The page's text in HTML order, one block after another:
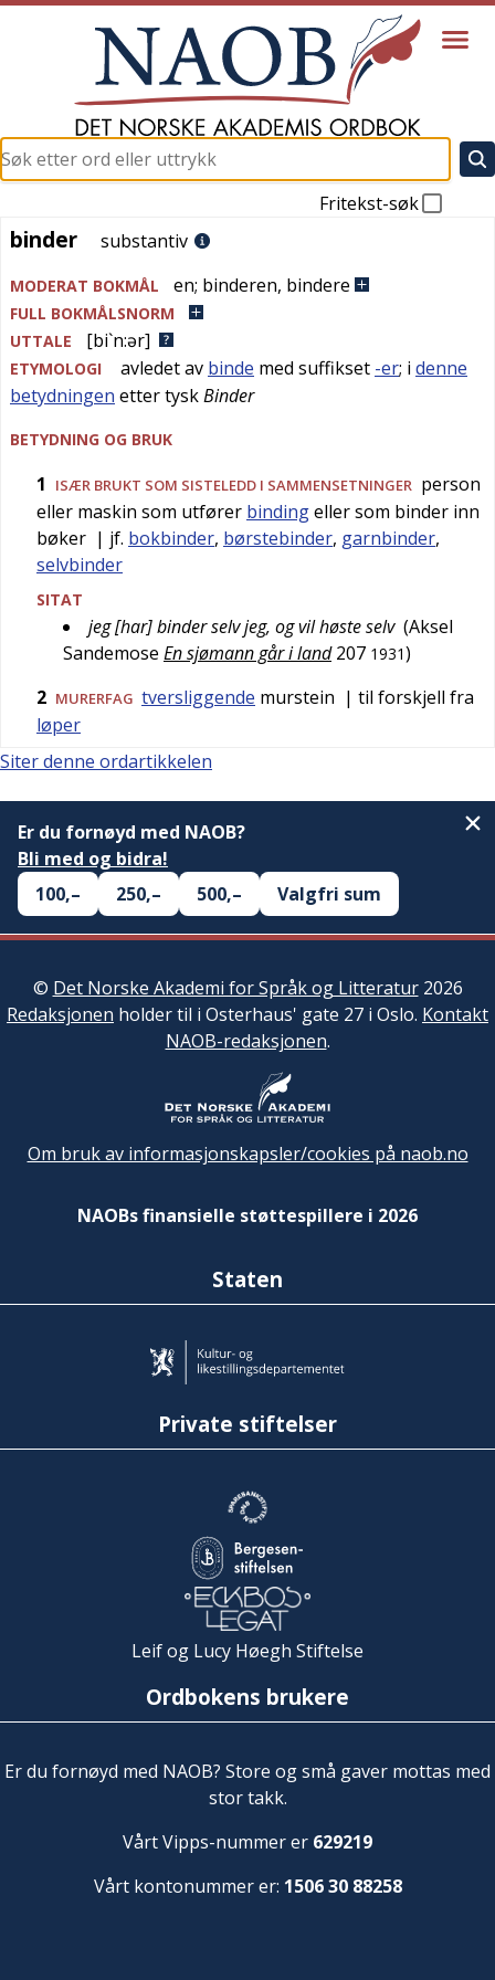
Fritekst-søk
binder
binder substantiv
MODERAT BOKMÅL en; binderen, bindere
FULL BOKMÅLSNORM
UTTALE
[bi`n:ər]
ETYMOLOGI avledet av binde med suffikset -er; i denne
betydningen ettertyskBinder
BETYDNING OG BRUK
1 ISÆR BRUKT SOM SISTELEDD I SAMMENSETNINGER person
eller maskin som utfører bindingeller som binder inn
bøker | jf. bokbinder, børstebinder, garnbinder,
selvbinder
SITAT
jeg [har] binder selv jeg, og vil høste selv (Aksel
Sandemose En sjømann går i land 207 1931)
2 MURERFAG tversliggende murstein | til forskjell fra
løper
Siter denne ordartikkelen
Er du fornøyd med NAOB?
Bli med og bidra!
100,–
250,– 500,– Valgfri sum
© Det Norske Akademi for Språk og Litteratur2026
Redaksjonen holder til i Osterhaus' gate 27 i Oslo. Kontakt
NAOB-redaksjonen.
Om bruk av informasjonskapsler/cookies på naob.no
NAOBs finansielle støttespillere i 2026
Staten
Private stiftelser
Leif og Lucy Høegh Stiftelse
Ordbokens brukere
Er du fornøyd med NAOB? Store og små gaver mottas med
stor takk.
Vårt Vipps-nummer er 629219
Vårt kontonummer er: 1506 30 88258